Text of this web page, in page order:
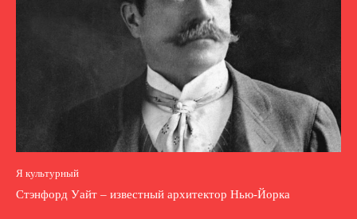
Я культурный
Стэнфорд Уайт – известный архитектор Нью-Йорка